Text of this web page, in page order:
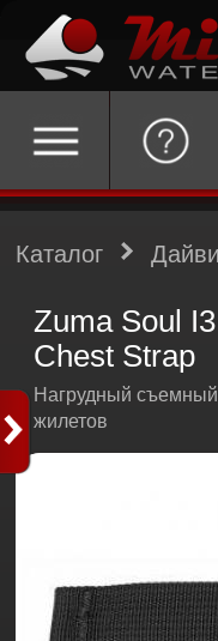
Каталог
Zuma Soul
Chest Strap
Нагрудный
жилетов